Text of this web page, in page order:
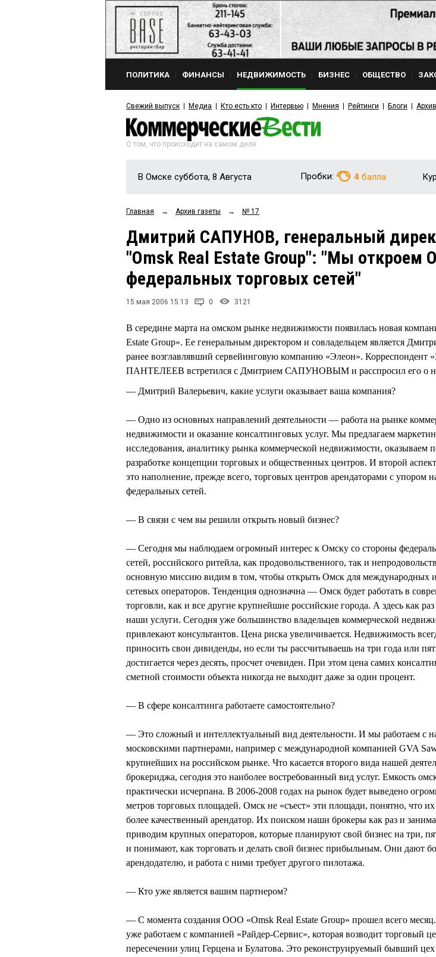
ПОЛИТИКА ФИНАНСЫ НЕДВИЖИМОСТЬ БИЗНЕС ОБЩЕСТВО
Свежий выпуск Медиа Кто есть кто Интервью Мнения Рейтинги Блоги Архив
О том, что происходит на самом деле
В Омске суббота, 8 Августа Пробки: 4 балла
Главная → Архив газеты → № 17
Дмитрий САПУНОВ, генеральный
"Omsk Real Estate Group": "Мы откроем
федеральных торговых сетей"
15 мая 2006 15:13 0 3121
В середине марта на омском рынке недвижимости появилась новая
Estate Group». Ее генеральным директором и совладельцем является
ранее возглавлявший сервейинговую компанию «Элеон». Корреспондент
ПАНТЕЛЕЕВ встретился с Дмитрием САПУНОВЫМ и расспросил его о
— Дмитрий Валерьевич, какие услуги оказывает ваша компания?
— Одно из основных направлений деятельности — работа на рынке
недвижимости и оказание консалтинговых услуг. Мы предлагаем
исследования, аналитику рынка коммерческой недвижимости, оказываем
разработке концепции торговых и общественных центров. И второй
это наполнение, прежде всего, торговых центров арендаторами с упором
федеральных сетей.
— В связи с чем вы решили открыть новый бизнес?
— Сегодня мы наблюдаем огромный интерес к Омску со стороны
сетей, российского ритейла, как продовольственного, так и
основную миссию видим в том, чтобы открыть Омск для международных
сетевых операторов. Тенденция однозначна — Омск будет работать в
торговли, как и все другие крупнейшие российские города. А здесь как
наши услуги. Сегодня уже большинство владельцев коммерческой
привлекают консультантов. Цена риска увеличивается. Недвижимость
приносить свои дивиденды, но если ты рассчитываешь на три года или
достигается через десять, просчет очевиден. При этом цена самих
сметной стоимости объекта никогда не выходит даже за один процент.
— В сфере консалтинга работаете самостоятельно?
— Это сложный и интеллектуальный вид деятельности. И мы работаем с
московскими партнерами, например с международной компанией GVA
крупнейших на российском рынке. Что касается второго вида нашей
брокериджа, сегодня это наиболее востребованный вид услуг. Емкость
практически исчерпана. В 2006-2008 годах на рынок будет выведено
метров торговых площадей. Омск не «съест» эти площади, понятно, что
более качественный арендатор. Их поиском наши брокеры как раз и
приводим крупных операторов, которые планируют свой бизнес на три,
и понимают, как торговать и делать свой бизнес прибыльным. Они дают
арендодателю, и работа с ними требует другого пилотажа.
— Кто уже является вашим партнером?
— С момента создания ООО «Omsk Real Estate Group» прошел всего
уже работаем с компанией «Райдер-Сервис», которая возводит торговый
пересечении улиц Герцена и Булатова. Это реконструируемый бывший цех